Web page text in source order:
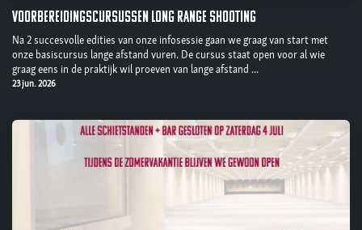
Voorbereidingscursussen long range shooting
Na 2 succesvolle edities van onze infosessie gaan we graag van start met
onze basiscursus lange afstand vuren. De cursus staat open voor al wie
graag eens in de praktijk wil proeven van lange afstand ...
23 jun. 2026